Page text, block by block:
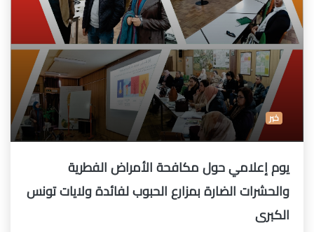
خبر
يوم إعلامي حول مكافحة الأمراض الفطرية
والحشرات الضارة بمزارع الحبوب لفائدة ولايات تونس
الكبرى